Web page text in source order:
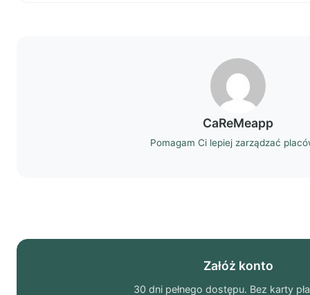
CaReMeapp
Pomagam Ci lepiej zarządzać
Załóż konto
30 dni pełnego dostępu. Bez karty